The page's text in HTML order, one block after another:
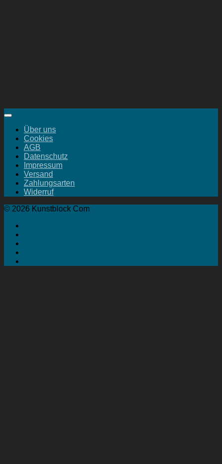
Über uns
Cookies
AGB
Datenschutz
Impressum
Versand
Zahlungsarten
Widerruf
© 2026 Kunstblock Com